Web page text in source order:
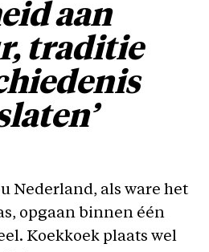
aan
traditie
Nederland, als ware het
opgaan binnen één
Koekkoek plaats wel